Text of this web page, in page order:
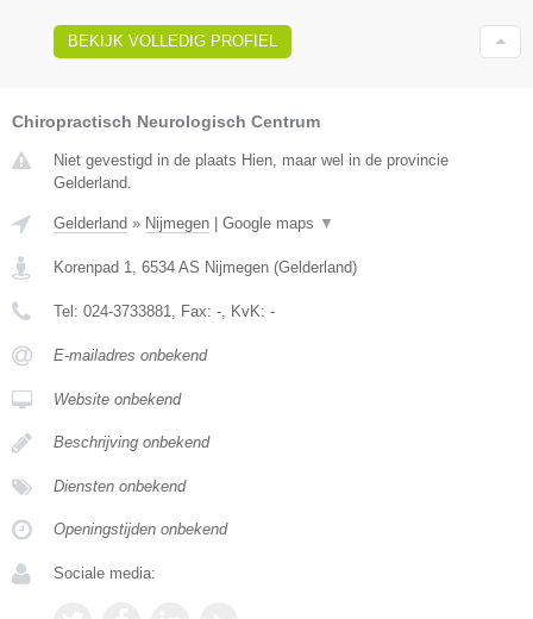
BEKIJK VOLLEDIG PROFIEL
Chiropractisch Neurologisch Centrum
Niet gevestigd in de plaats Hien, maar wel in de provincie
Gelderland.
Gelderland » Nijmegen Google maps ▼
Korenpad 1 6534 AS Nijmegen (Gelderland)
Tel: 024-3733881 , Fax: - , KvK: -
E-mailadres onbekend
Website onbekend
Beschrijving onbekend
Diensten onbekend
Openingstijden onbekend
Sociale media: